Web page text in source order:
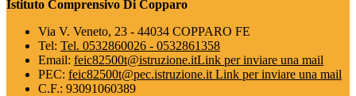
Istituto Comprensivo Di Copparo
Via V. Veneto, 23 - 44034 COPPARO FE
Tel: Tel. 0532860026 - 0532861358
Email: feic82500t@istruzione.itLink per inviare una mail
PEC: feic82500t@pec.istruzione.it Link per inviare una mail
C.F.: 93091060389